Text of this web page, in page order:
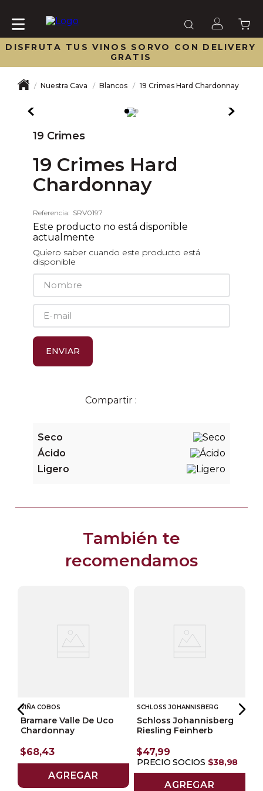
DISFRUTA TUS VINOS SORVO CON DELIVERY
GRATIS
Nuestra Cava Blancos 19 Crimes Hard Chardonnay
19 Crimes
19 Crimes Hard
Chardonnay
Referencia: SRV0197
Este producto no está disponible
actualmente
Quiero saber cuando este producto está
disponible
ENVIAR
Seco
Ácido
Ligero
También te
recomendamos
VIÑA COBOS
Bramare Valle De Uco
Chardonnay
$68,43
AGREGAR
SCHLOSS JOHANNISBERG
Schloss Johannisberg
Riesling Feinherb
$47,99
PRECIO SOCIOS $38,98
AGREGAR